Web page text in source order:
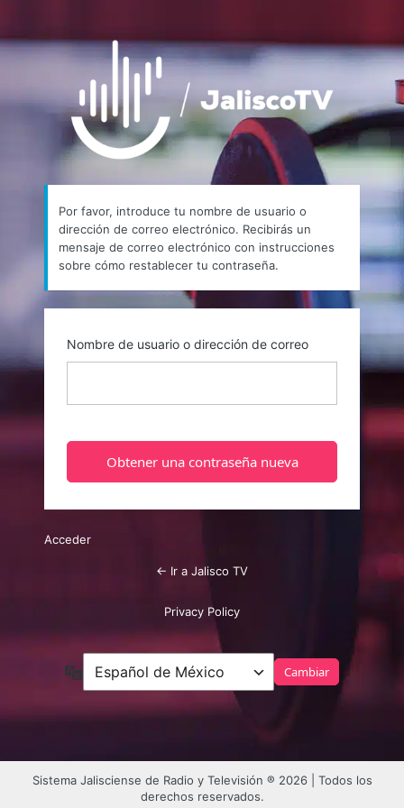
Contraseña
perdida
https://
Por favor, introduce tu nombre de usuario o
dirección de correo electrónico. Recibirás un
mensaje de correo electrónico con instrucciones
sobre cómo restablecer tu contraseña.
Nombre de usuario o dirección de correo
Acceder
← Ir a Jalisco TV
Privacy Policy
Idioma
Sistema Jalisciense de Radio y Televisión ® 2026 | Todos los
derechos reservados.